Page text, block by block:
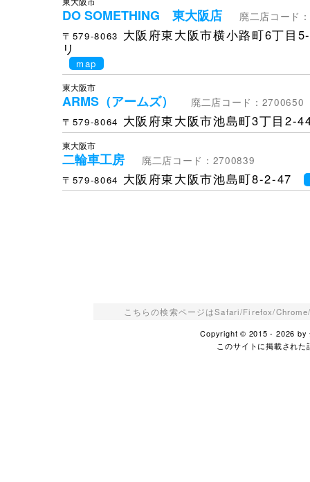
DO SOMETHING 東大阪店
廃二店コード
〒579-8063 大阪府東大阪市横小路町6丁目
リ
map
東大阪市
ARMS（アームズ）
廃二店コード：2700650
〒579-8064 大阪府東大阪市池島町3丁目2-
東大阪市
二輪車工房
廃二店コード：2700839
〒579-8064 大阪府東大阪市池島町8-2-47
こちらの検索ページはSafari/Firefox/
Copyright © 2015 - 2026 by
このサイトに掲載され